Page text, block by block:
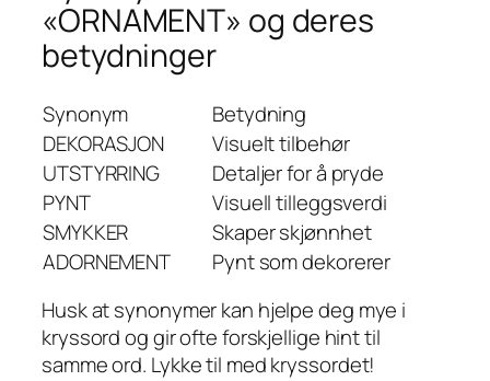
«ORNAMENT» og deres
betydninger
Synonym
Betydning
DEKORASJON
Visuelt tilbehør
UTSTYRRING
Detaljer for å pryde
PYNT
Visuell tilleggsverdi
SMYKKER
Skaper skjønnhet
ADORNEMENT
Pynt som dekorerer
Husk at synonymer kan hjelpe deg mye i
kryssord og gir ofte forskjellige hint til
samme ord. Lykke til med kryssordet!